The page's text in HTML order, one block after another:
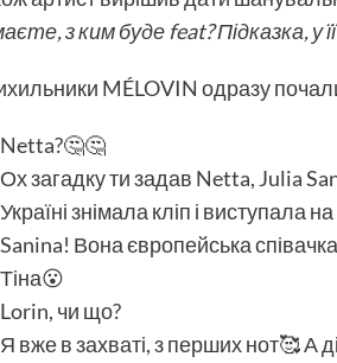
з ким буде feat? Підказка, у її
MÉLOVIN одразу
Netta?🤔🤔
Ох загадку ти задав Netta, Julia
Україні знімала кліп і виступала
Sanina! Вона європейська
Тіна😮
Lorin, чи що?
Я вже в захваті, з перших нот🥰 А